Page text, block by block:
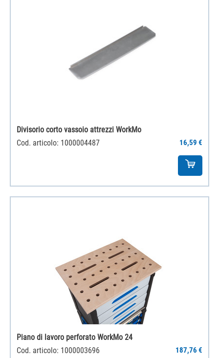
Divisorio corto vassoio attrezzi WorkMo
Cod. articolo: 1000004487
16,59 €
Piano di lavoro perforato WorkMo 24
Cod. articolo: 1000003696
187,76 €